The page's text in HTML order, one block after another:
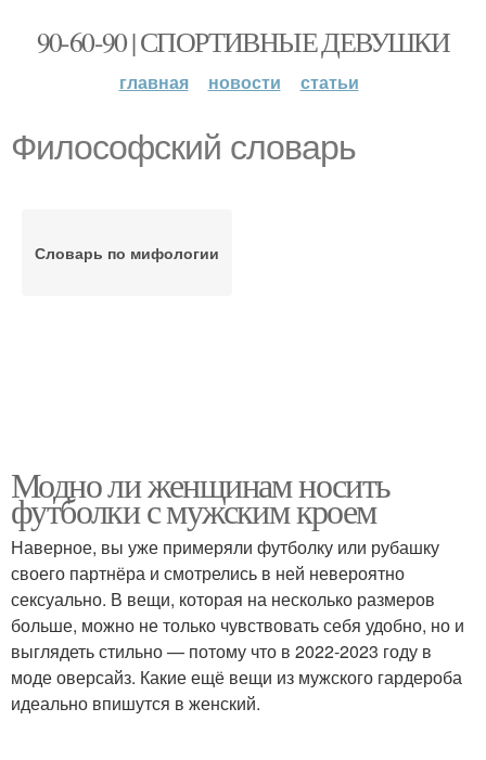
90-60-90 | СПОРТИВНЫЕ ДЕВУШКИ
главная новости статьи
Философский словарь
Словарь по мифологии
Модно ли женщинам носить
футболки с мужским кроем
Наверное, вы уже примеряли футболку или рубашку
своего партнёра и смотрелись в ней невероятно
сексуально. В вещи, которая на несколько размеров
больше, можно не только чувствовать себя удобно, но и
выглядеть стильно — потому что в 2022-2023 году в
моде оверсайз. Какие ещё вещи из мужского гардероба
идеально впишутся в женский.